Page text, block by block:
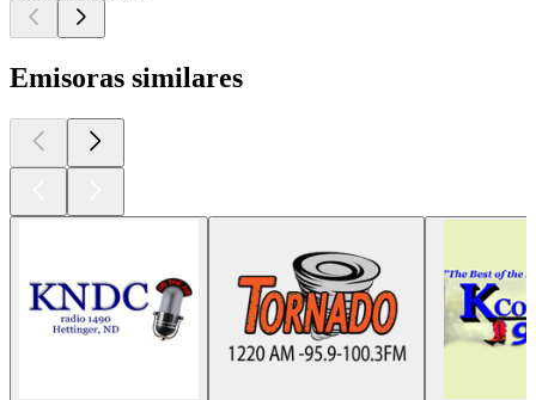
Emisoras similares